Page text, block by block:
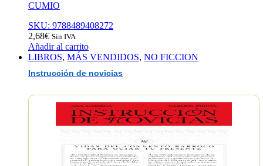
CUMIO
SKU: 9788489408272
2,68€ Sin IVA
Añadir al carrito
LIBROS, MÁS VENDIDOS, NO FICCION
Instrucción de novicias